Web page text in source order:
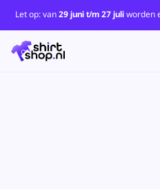
Let op: van29 juni t/m 27 juliworden